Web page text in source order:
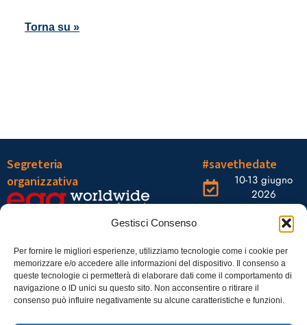
Gestisci Consenso
Per fornire le migliori esperienze, utilizziamo tecnologie come i cookie per
memorizzare e/o accedere alle informazioni del dispositivo. Il consenso a
queste tecnologie ci permetterà di elaborare dati come il comportamento di
navigazione o ID unici su questo sito. Non acconsentire o ritirare il
consenso può influire negativamente su alcune caratteristiche e funzioni.
Torna su »
Segreteria
organizzativa
Tel.: 06328121
infoaiic2026@ega.it
#savethedate
10-13 giugno
2026
OGR Torino
Castelfidardo,
22 10128
Torino
SCARICA
ICS